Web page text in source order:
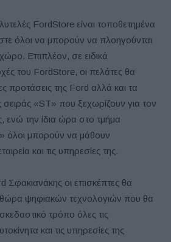
FordStore είναι τοποθετημένα
όλοι να μπορούν να πλοηγούνται
Επιπλέον, σε ειδικά
του FordStore, οι πελάτες θα
προτάσεις της Ford αλλά και τα
σειράς «ST» που ξεχωρίζουν για τον
ενώ την ίδια ώρα στο τμήμα
όλοι μπορούν να μάθουν
και τις υπηρεσίες της.
Σφακιανάκης οι επισκέπτες θα
ψηφιακών τεχνολογιών που θα
τρόπο όλες τις
και τις υπηρεσίες της